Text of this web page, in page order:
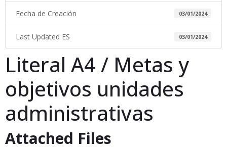
Fecha de Creación 03/01/2024
Last Updated ES 03/01/2024
Literal A4 / Metas y
objetivos unidades
administrativas
Attached Files